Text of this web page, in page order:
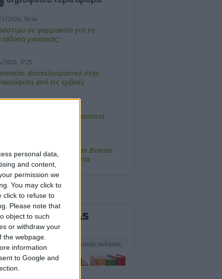
personal data,
and content,
permission we
You may click to
click to refuse to
Please note that
object to such
or withdraw your
webpage.
information
to Google and
3/2026, 16:44
σε φαρμακείο για τη
μουσικής;
2026, 17:25
Αποτελεσματικό στην
από τις εμβοές
θρανία ξανά οι φαρμακοποιοί
Η συλλογή Aegean Bronze
δύο νέα προϊόντα